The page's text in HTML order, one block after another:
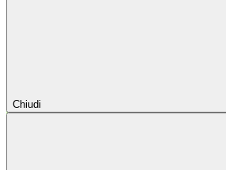
Chiudi